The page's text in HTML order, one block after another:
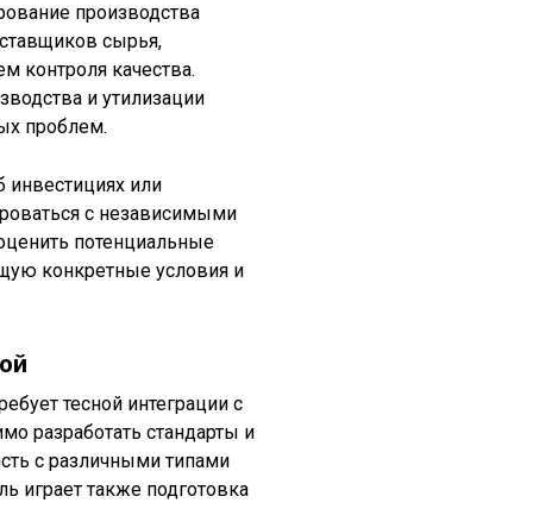
производства
сырья,
контроля качества.
и утилизации
проблем.
инвестициях или
с независимыми
потенциальные
конкретные условия и
тесной интеграции с
разработать стандарты и
с различными типами
играет также подготовка